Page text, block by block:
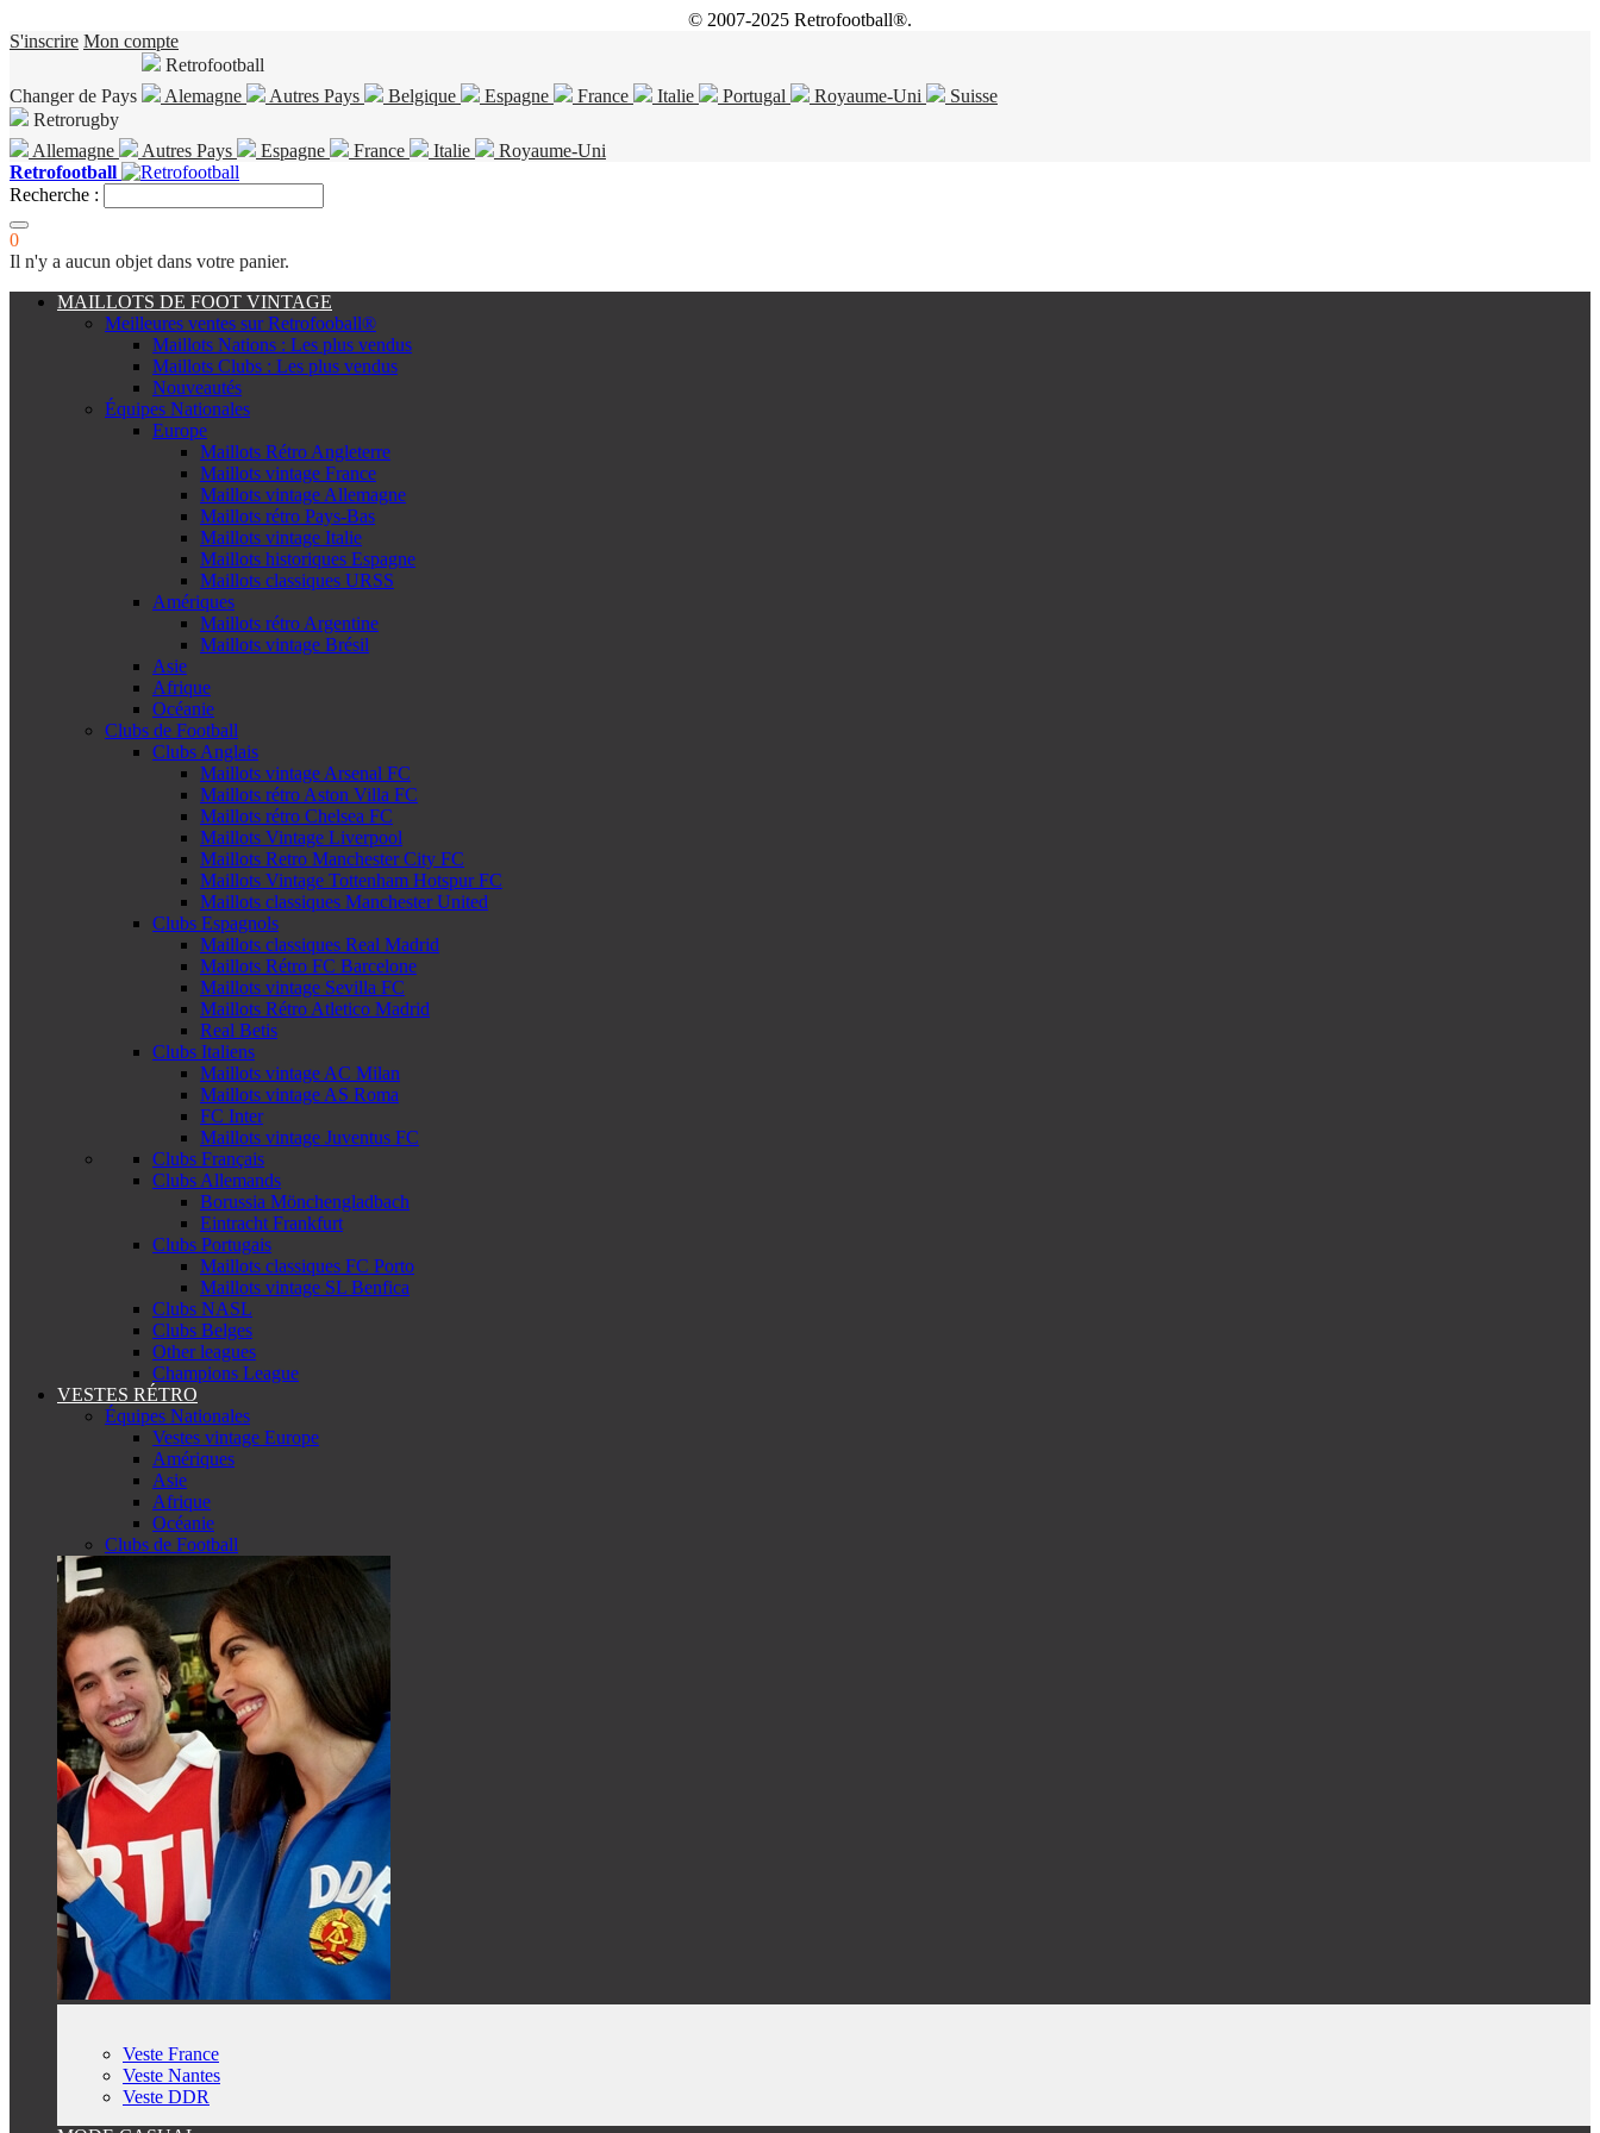
© 2007-2025 Retrofootball®.
S'inscrire Mon compte
Changer de Pays
Retrofootball
Alemagne
Autres Pays Belgique Espagne France Italie Portugal Royaume-Uni
Suisse
Retrorugby
Allemagne
Autres Pays Espagne France Italie
Royaume-Uni
Retrofootball
Recherche :
0
Il n'y a aucun objet dans votre panier.
MAILLOTS DE FOOT VINTAGE
Meilleures ventes sur Retrofooball®
Maillots Nations : Les plus vendus
Maillots Clubs : Les plus vendus
Nouveautés
Équipes Nationales
Europe
Maillots Rétro Angleterre
Maillots vintage France
Maillots vintage Allemagne
Maillots rétro Pays-Bas
Maillots vintage Italie
Maillots historiques Espagne
Maillots classiques URSS
Amériques
Maillots rétro Argentine
Maillots vintage Brésil
Asie
Afrique
Océanie
Clubs de Football
Clubs Anglais
Maillots vintage Arsenal FC
Maillots rétro Aston Villa FC
Maillots rétro Chelsea FC
Maillots Vintage Liverpool
Maillots Retro Manchester City FC
Maillots Vintage Tottenham Hotspur FC
Maillots classiques Manchester United
Clubs Espagnols
Maillots classiques Real Madrid
Maillots Rétro FC Barcelone
Maillots vintage Sevilla FC
Maillots Rétro Atletico Madrid
Real Betis
Clubs Italiens
Maillots vintage AC Milan
Maillots vintage AS Roma
FC Inter
Maillots vintage Juventus FC
Clubs Français
Clubs Allemands
Borussia Mönchengladbach
Eintracht Frankfurt
Clubs Portugais
Maillots classiques FC Porto
Maillots vintage SL Benfica
Clubs NASL
Clubs Belges
Other leagues
Champions League
VESTES RÉTRO
Équipes Nationales
Vestes vintage Europe
Amériques
Asie
Afrique
Océanie
Clubs de Football
Veste France
Veste Nantes
Veste DDR